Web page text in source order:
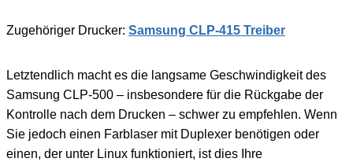
Zugehöriger Drucker: Samsung CLP-415 Treiber
Letztendlich macht es die langsame Geschwindigkeit des
Samsung CLP-500 – insbesondere für die Rückgabe der
Kontrolle nach dem Drucken – schwer zu empfehlen. Wenn
Sie jedoch einen Farblaser mit Duplexer benötigen oder
einen, der unter Linux funktioniert, ist dies Ihre